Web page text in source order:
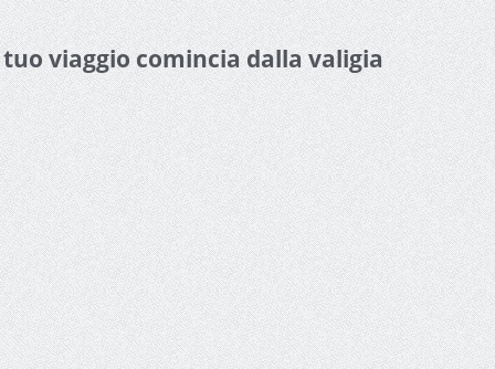
viaggio comincia dalla valigia